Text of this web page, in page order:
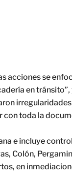
acciones se
en tránsito”,
toda la
e incluye
Colón,
en